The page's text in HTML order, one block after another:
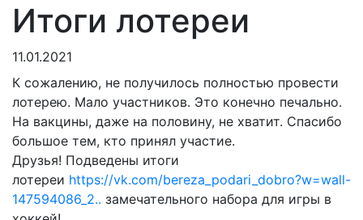
Итоги лотереи
11.01.2021
К сожалению, не получилось полностью провести
лотерею. Мало участников. Это конечно печально.
На вакцины, даже на половину, не хватит. Спасибо
большое тем, кто принял участие.
Друзья! Подведены итоги
лотереи https://vk.com/bereza_podari_dobro?w=wall-
147594086_2.. замечательного набора для игры в